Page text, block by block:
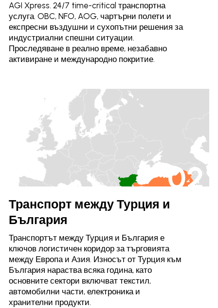
AGI Xpress. 24/7 time-critical транспортна
услуга. OBC, NFO, AOG, чартърни полети и
експресни въздушни и сухопътни решения за
индустриални спешни ситуации.
Проследяване в реално време, незабавно
активиране и международно покритие.
02
Транспорт между Турция и
България
Транспортът между Турция и България е
ключов логистичен коридор за търговията
между Европа и Азия. Износът от Турция към
България нараства всяка година, като
основните сектори включват текстил,
автомобилни части, електроника и
хранителни продукти.